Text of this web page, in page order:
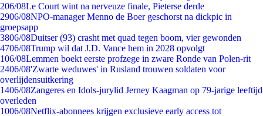
206/08Le Court wint na nerveuze finale, Pieterse derde
2906/08NPO-manager Menno de Boer geschorst na dickpic in
groepsapp
3806/08Duitser (93) crasht met quad tegen boom, vier gewonden
4706/08Trump wil dat J.D. Vance hem in 2028 opvolgt
106/08Lemmen boekt eerste profzege in zware Ronde van Polen-rit
2406/08'Zwarte weduwes' in Rusland trouwen soldaten voor
overlijdensuitkering
1406/08Zangeres en Idols-jurylid Jerney Kaagman op 79-jarige leeftijd
overleden
1006/08Netflix-abonnees krijgen exclusieve early access tot